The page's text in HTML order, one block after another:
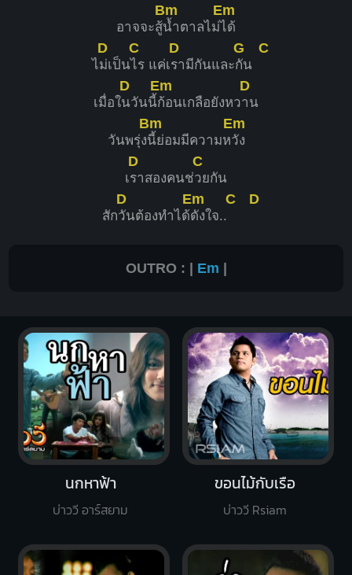
อาจจะสู้
Bm
น้ำตาลไม่
Em
ได้
ไ
D
ม่เป็น
C
ไร แค่เ
D
รามีกันและ
G
กัน
C
เมื่อใ
D
นวันนี้
Em
ก้อนเกลือยังหว
D
าน
วันพรุ่ง
Bm
นี้ย่อมมีความห
Em
วัง
เ
D
ราสองคนช่
C
วยกัน
สัก
D
วันต้องทำได้
Em
ดังใจ..
C D
OUTRO : | Em |
นกหาฟ้า
บ่าววี อาร์สยาม
ขอนไม้กับเรือ
บ่าววี Rsiam